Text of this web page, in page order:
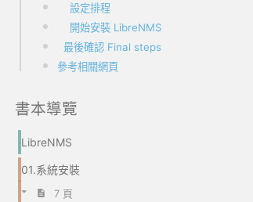
設定排程
開始安裝 LibreNMS
最後確認 Final steps
參考相關網頁
書本導覽
LibreNMS
01.系統安裝
7 頁